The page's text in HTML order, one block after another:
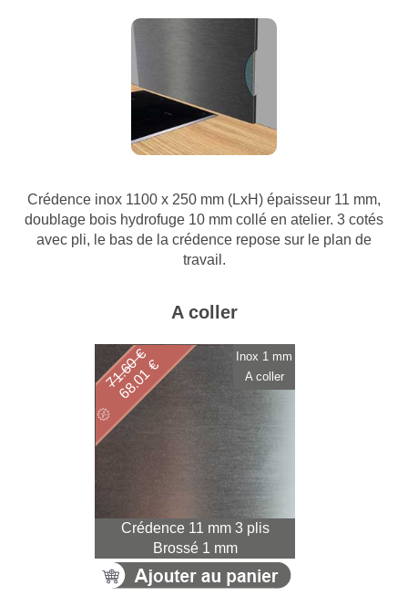
Crédence inox 1100 x 250 mm (LxH) épaisseur 11 mm,
doublage bois hydrofuge 10 mm collé en atelier. 3 cotés
avec pli, le bas de la crédence repose sur le plan de
travail.
A coller
Crédence 11 mm 3 plis
Brossé 1 mm
68.01 €
71.60 €
Inox 1 mm
A coller